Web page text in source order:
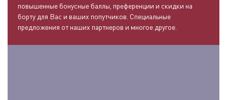
повышенные бонусные баллы, преференции и скидки на
борту для Вас и ваших попутчиков. Специальные
предложения от наших партнеров и многое другое.